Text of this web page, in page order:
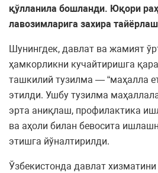
қўлланила бошланди. Юқори
лавозимларига захира
Шунингдек, давлат ва жамият
ҳамкорликни кучайтиришга
ташкилий тузилма — “маҳалла
этилди. Ушбу тузилма
эрта аниқлаш, профилактика
ва аҳоли билан бевосита
этишга йўналтирилди.
Ўзбекистонда давлат